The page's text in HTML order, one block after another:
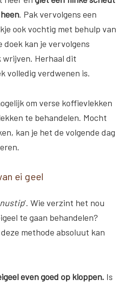
. Pak vervolgens een
ook vochtig met behulp van
doek kan je vervolgens
Herhaal dit
volledig verdwenen is.
om verse koffievlekken
te behandelen. Mocht
kan je het de volgende dag
ei geel
’. Wie verzint het nou
te gaan behandelen?
methode absoluut kan
even goed op kloppen. Is